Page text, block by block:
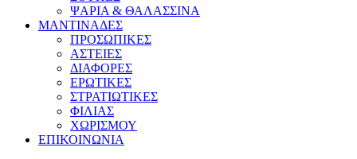
ΨΑΡΙΑ & ΘΑΛΑΣΣΙΝΑ
ΜΑΝΤΙΝΑΔΕΣ
ΠΡΟΣΩΠΙΚΕΣ
ΑΣΤΕΙΕΣ
ΔΙΑΦΟΡΕΣ
ΕΡΩΤΙΚΕΣ
ΣΤΡΑΤΙΩΤΙΚΕΣ
ΦΙΛΙΑΣ
ΧΩΡΙΣΜΟΥ
ΕΠΙΚΟΙΝΩΝΙΑ